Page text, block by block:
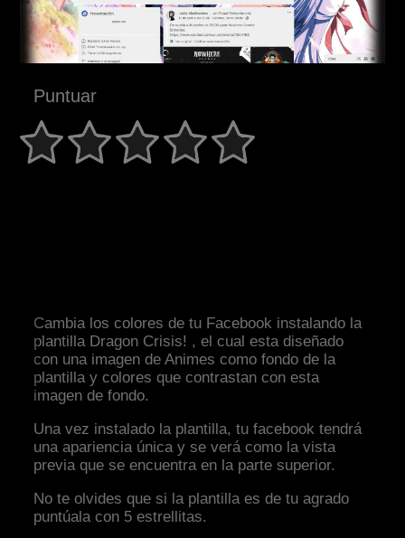
Puntuar
Cambia los colores de tu Facebook instalando la
plantilla Dragon Crisis! , el cual esta diseñado
con una imagen de Animes como fondo de la
plantilla y colores que contrastan con esta
imagen de fondo.
Una vez instalado la plantilla, tu facebook tendrá
una apariencia única y se verá como la vista
previa que se encuentra en la parte superior.
No te olvides que si la plantilla es de tu agrado
puntúala con 5 estrellitas.